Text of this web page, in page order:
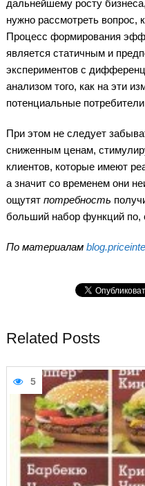
дальнейшему росту
нужно рассмотреть вопрос,
Процесс формирования
является статичным и
экспериментов с
анализом того, как на эти
потенциальные
При этом не следует
сниженным ценам,
клиентов, которые имеют
а значит со временем они
ощутят потребность
больший набор функций по,
По материалам
Related Posts
5